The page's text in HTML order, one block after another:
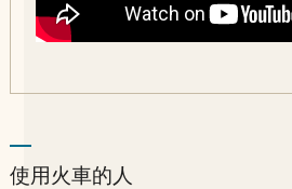
使用火車的人